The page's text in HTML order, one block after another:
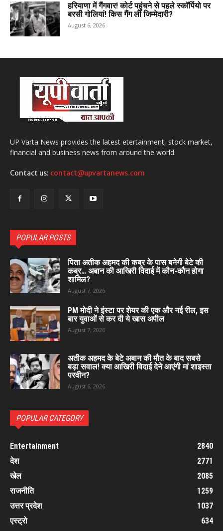
हरियाणा में गैंगवार! कोर्ट पहुंचने से पहले स्कॉर्पियो पर
बरसी गोलियां! किस गैंग ली जिम्मेदारी?
August 6, 2026
UP Varta News provides the latest etertainment, stock market,
financial and business news from around the world.
Contact us: contact@upvartanews.com
POPULAR POSTS
पिता अतीक अहमद की कब्र के पास बनेगी बेटे की
कब्र… अबान की आखिरी विदाई में कौन-कौन होगा
शामिल?
August 7, 2026
PM मोदी ने इंस्टा पर शेयर की एक और नई रील, इस
बार युवाओं से कर दी ये खास अपील
August 7, 2026
अतीक अहमद के बेटे अबान की मौत के बाद सबसे
बड़ा सवाल! क्या आखिरी विदाई देने आएंगी मां शाइस्ता
परवीन?
August 6, 2026
POPULAR CATEGORY
Entertainment
2840
देश
2771
खेल
2085
राजनीति
1259
उत्तर प्रदेश
1037
एस्ट्रो
634